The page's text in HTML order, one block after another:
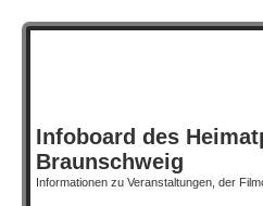
Infoboard des
Braunschweig
Informationen zu Veranstaltungen, der